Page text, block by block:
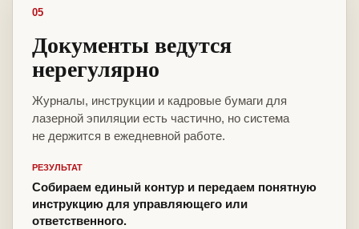
05
Документы ведутся
нерегулярно
Журналы, инструкции и кадровые бумаги для
лазерной эпиляции есть частично, но система
не держится в ежедневной работе.
РЕЗУЛЬТАТ
Собираем единый контур и передаем понятную
инструкцию для управляющего или
ответственного.